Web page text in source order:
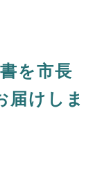
を市長
届けしま